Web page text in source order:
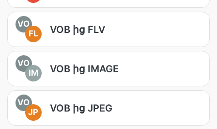
VO
FL
VOB ից FLV
VO
IM
VOB ից IMAGE
VO
JP
VOB ից JPEG